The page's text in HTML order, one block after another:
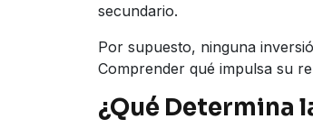
secundario.
Por supuesto, ninguna
Comprender qué impulsa su
¿Qué Determina